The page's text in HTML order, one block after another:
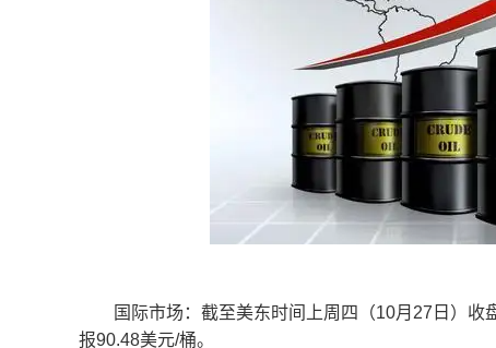
国际市场：截至美东时间上周四（10月27日）收盘
报90.48美元/桶。